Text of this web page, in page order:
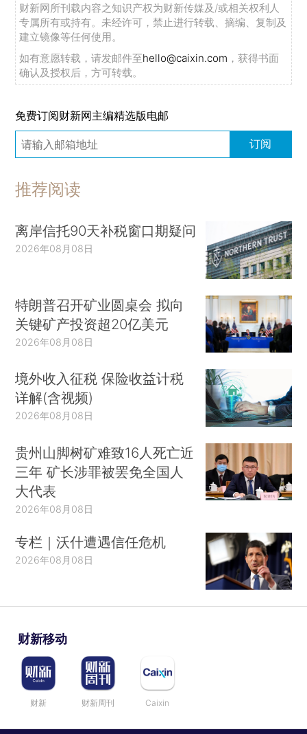
财新网所刊载内容之知识产权为财新传媒及/或相关权利人
专属所有或持有。未经许可，禁止进行转载、摘编、复制及
建立镜像等任何使用。
如有意愿转载，请发邮件至hello@caixin.com ，获得书面
确认及授权后，方可转载。
免费订阅财新网主编精选版电邮
订阅
推荐阅读
离岸信托90天补税窗口期疑问
2026年08月08日
特朗普召开矿业圆桌会 拟向
关键矿产投资超20亿美元
2026年08月08日
境外收入征税 保险收益计税
详解(含视频)
2026年08月08日
贵州山脚树矿难致16人死亡近
三年 矿长涉罪被罢免全国人
大代表
2026年08月08日
专栏｜沃什遭遇信任危机
2026年08月08日
财新移动
财新 财新周刊 Caixin